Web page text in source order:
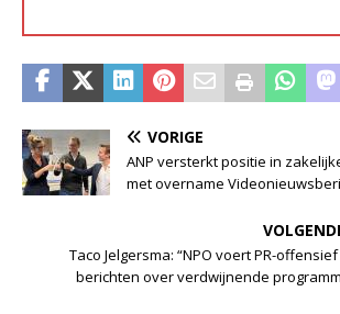
VORIGE
ANP versterkt positie in
met overname
Taco Jelgersma: “NPO voert PR-
berichten over verdwijnende